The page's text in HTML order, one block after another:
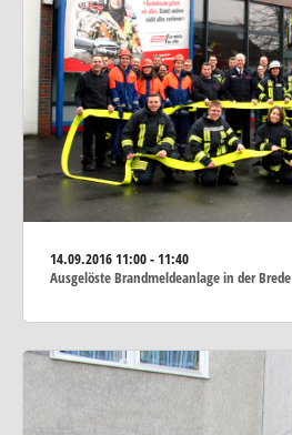
14.09.201611:00 - 11:40
Ausgelöste Brandmeldeanlage in der Brede